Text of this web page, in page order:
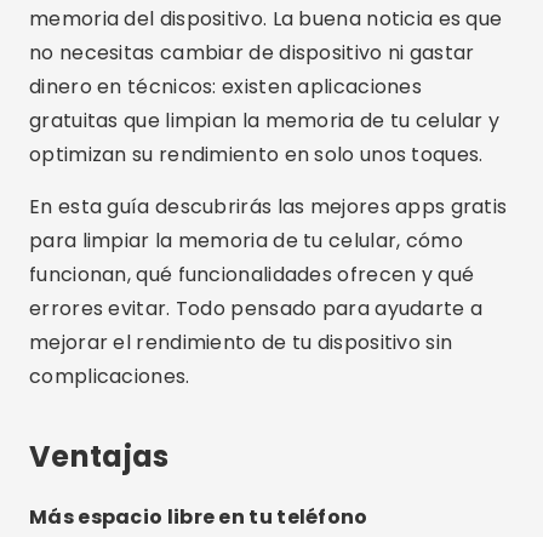
memoria del dispositivo. La buena noticia es que
no necesitas cambiar de dispositivo ni gastar
dinero en técnicos: existen aplicaciones
gratuitas que limpian la memoria de tu celular y
optimizan su rendimiento en solo unos toques.
En esta guía descubrirás las mejores apps gratis
para limpiar la memoria de tu celular, cómo
funcionan, qué funcionalidades ofrecen y qué
errores evitar. Todo pensado para ayudarte a
mejorar el rendimiento de tu dispositivo sin
complicaciones.
Ventajas
Más espacio libre en tu teléfono